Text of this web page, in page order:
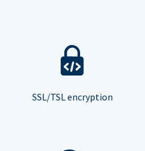
SSL/TSL encryption